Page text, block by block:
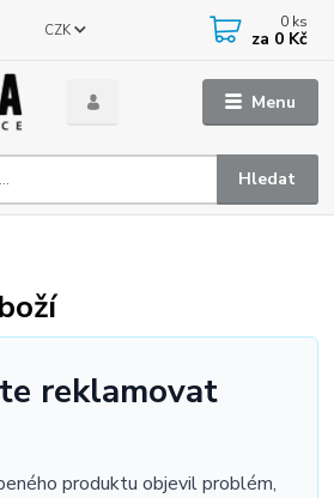
Menu
CZK
Hledat
0 ks
za 0 Kč
reklamovat
produktu objevil problém,